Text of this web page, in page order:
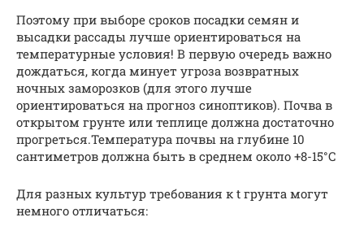
Поэтому при выборе сроков посадки семян и
высадки рассады лучше ориентироваться на
температурные условия! В первую очередь важно
дождаться, когда минует угроза возвратных
ночных заморозков (для этого лучше
ориентироваться на прогноз синоптиков). Почва в
открытом грунте или теплице должна достаточно
прогреться.Температура почвы на глубине 10
сантиметров должна быть в среднем около +8-15°C
Для разных культур требования к t грунта могут
немного отличаться: